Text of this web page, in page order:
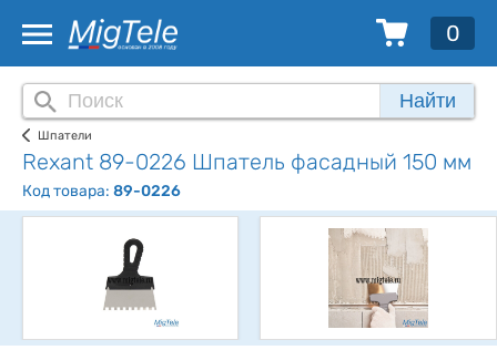
0
Найти
Шпатели
Rexant 89-0226 Шпатель фасадный 150 мм
Код товара: 89-0226